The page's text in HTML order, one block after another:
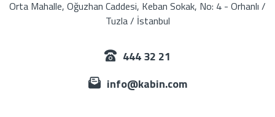
Orta Mahalle, Oğuzhan Caddesi, Keban Sokak, No: 4 - Orhanlı /
Tuzla / İstanbul
444 32 21
info@kabin.com